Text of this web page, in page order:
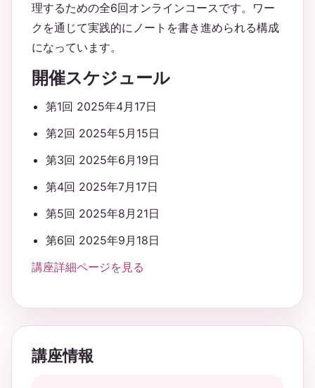
理するための全6回オンラインコースです。ワー
クを通じて実践的にノートを書き進められる構成
になっています。
開催スケジュール
第1回 2025年4月17日
第2回 2025年5月15日
第3回 2025年6月19日
第4回 2025年7月17日
第5回 2025年8月21日
第6回 2025年9月18日
講座詳細ページを見る
講座情報